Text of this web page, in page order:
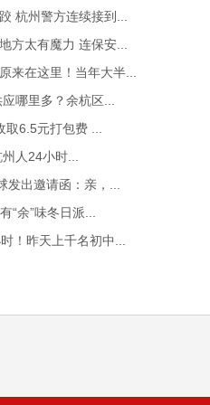
杭州警方连续接到...
方太有魔力 连保安...
来在这里！当年大半...
哪里多？余杭区...
6.5元打包费 ...
人24小时...
发出邀请函：亲，...
“余”味冬日派...
！昨天上千名初中...